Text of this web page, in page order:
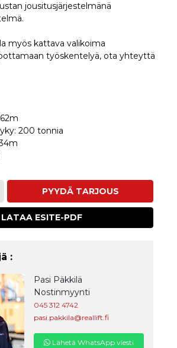
jousitusjärjestelmänä
myös kattava valikoima
työskentelyä, ota yhteyttä
200 tonnia
PYYDÄ TARJOUS
LATAA ESITE-PDF
:
Pasi Päkkilä
Nostinmyynti
045 312 4742
pasi.pakkila@reallift.fi
Lähetä WhatsApp viesti